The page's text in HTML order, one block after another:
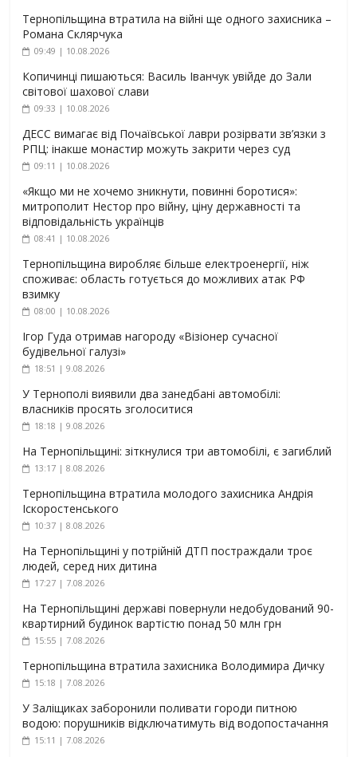
Тернопільщина втратила на війні ще одного захисника –
Романа Склярчука
09:49 | 10.08.2026
Копичинці пишаються: Василь Іванчук увійде до Зали
світової шахової слави
09:33 | 10.08.2026
ДЕСС вимагає від Почаївської лаври розірвати зв’язки з
РПЦ: інакше монастир можуть закрити через суд
09:11 | 10.08.2026
«Якщо ми не хочемо зникнути, повинні боротися»:
митрополит Нестор про війну, ціну державності та
відповідальність українців
08:41 | 10.08.2026
Тернопільщина виробляє більше електроенергії, ніж
споживає: область готується до можливих атак РФ
взимку
08:00 | 10.08.2026
Ігор Гуда отримав нагороду «Візіонер сучасної
будівельної галузі»
18:51 | 9.08.2026
У Тернополі виявили два занедбані автомобілі:
власників просять зголоситися
18:18 | 9.08.2026
На Тернопільщині: зіткнулися три автомобілі, є загиблий
13:17 | 8.08.2026
Тернопільщина втратила молодого захисника Андрія
Іскоростенського
10:37 | 8.08.2026
На Тернопільщині у потрійній ДТП постраждали троє
людей, серед них дитина
17:27 | 7.08.2026
На Тернопільщині державі повернули недобудований 90-
квартирний будинок вартістю понад 50 млн грн
15:55 | 7.08.2026
Тернопільщина втратила захисника Володимира Дичку
15:18 | 7.08.2026
У Заліщиках заборонили поливати городи питною
водою: порушників відключатимуть від водопостачання
15:11 | 7.08.2026